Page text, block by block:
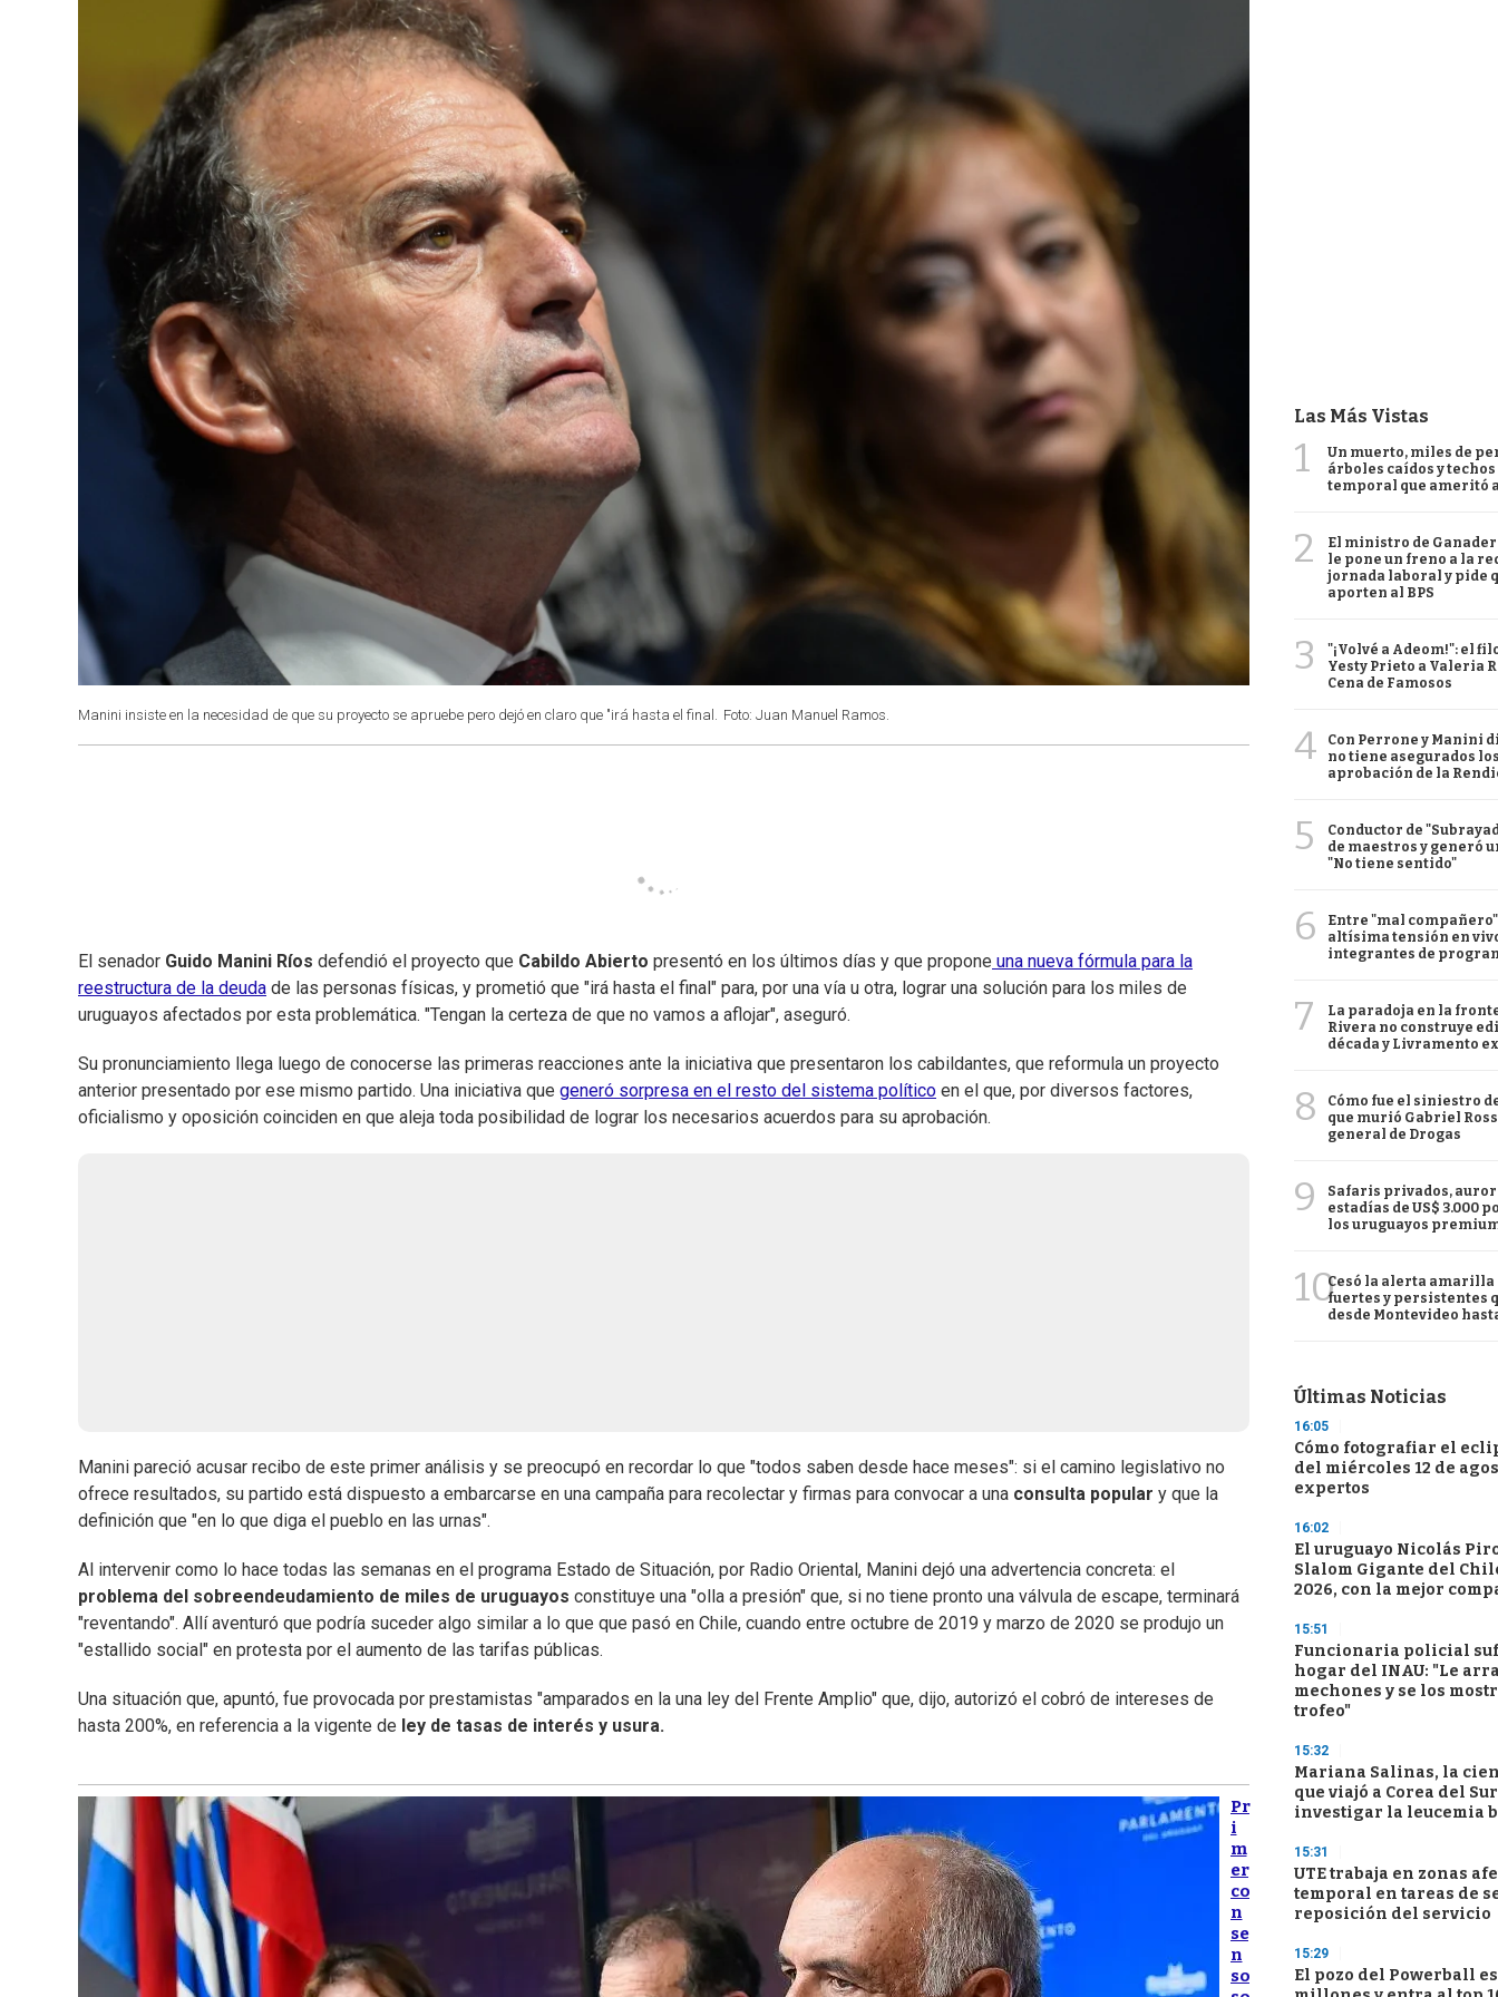
Manini insiste en la necesidad de que su proyecto se apruebe pero dejó en claro que "irá hasta el final. Foto: Juan Manuel Ramos.
El senador Guido Manini Ríos defendió el proyecto que Cabildo Abierto presentó en los últimos días y que propone una nueva fórmula para la
reestructura de la deuda de las personas físicas, y prometió que "irá hasta el final" para, por una vía u otra, lograr una solución para los miles de
uruguayos afectados por esta problemática. "Tengan la certeza de que no vamos a aflojar", aseguró.
Su pronunciamiento llega luego de conocerse las primeras reacciones ante la iniciativa que presentaron los cabildantes, que reformula un proyecto
anterior presentado por ese mismo partido. Una iniciativa que generó sorpresa en el resto del sistema político en el que, por diversos factores,
oficialismo y oposición coinciden en que aleja toda posibilidad de lograr los necesarios acuerdos para su aprobación.
Manini pareció acusar recibo de este primer análisis y se preocupó en recordar lo que "todos saben desde hace meses": si el camino legislativo no
ofrece resultados, su partido está dispuesto a embarcarse en una campaña para recolectar y firmas para convocar a una consulta popular y que la
definición que "en lo que diga el pueblo en las urnas".
Al intervenir como lo hace todas las semanas en el programa Estado de Situación, por Radio Oriental, Manini dejó una advertencia concreta: el
problema del sobreendeudamiento de miles de uruguayos constituye una "olla a presión" que, si no tiene pronto una válvula de escape, terminará
"reventando". Allí aventuró que podría suceder algo similar a lo que que pasó en Chile, cuando entre octubre de 2019 y marzo de 2020 se produjo un
"estallido social" en protesta por el aumento de las tarifas públicas.
Una situación que, apuntó, fue provocada por prestamistas "amparados en la una ley del Frente Amplio" que, dijo, autorizó el cobró de intereses de
hasta 200%, en referencia a la vigente de ley de tasas de interés y usura.
Pr
i
m
er
co
n
se
n
so
Las Más Vistas
1
Un muerto, miles de
árboles caídos y
temporal que ameritó
2
El ministro de
le pone un freno a la
jornada laboral y pide
aporten al BPS
3
"¡Volvé a Adeom!": el
Yesty Prieto a Valeria
Cena de Famosos
4
Con Perrone y Manini
no tiene asegurados
aprobación de la
5
Conductor de
de maestros y generó
"No tiene sentido"
6
Entre "mal
altísima tensión en
integrantes de
7
La paradoja en la
Rivera no construye
década y Livramento
8
Cómo fue el siniestro
que murió Gabriel
general de Drogas
9
Safaris privados,
estadías de US$ 3.000
los uruguayos
10Cesó la alerta
fuertes y persistentes
desde Montevideo
Últimas Noticias
16:05
Cómo fotografiar el
del miércoles 12 de
expertos
16:02
El uruguayo Nicolás
Slalom Gigante del
2026, con la mejor
15:51
Funcionaria policial
hogar del INAU: "Le
mechones y se los
trofeo"
15:32
Mariana Salinas, la
que viajó a Corea del
investigar la leucemia
15:31
UTE trabaja en zonas
temporal en tareas de
reposición del servicio
15:29
El pozo del Powerball